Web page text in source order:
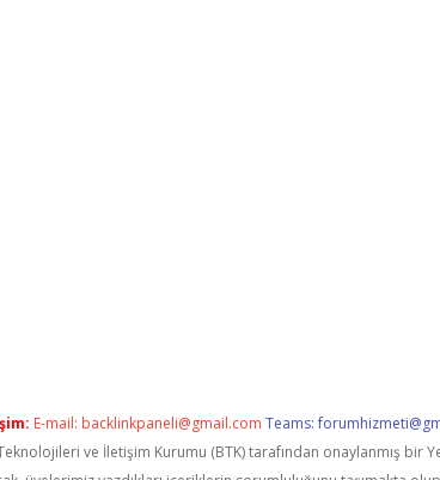
E-mail: backlinkpaneli@gmail.com Teams:
ve İletişim Kurumu (BTK) tarafından onaylanmış